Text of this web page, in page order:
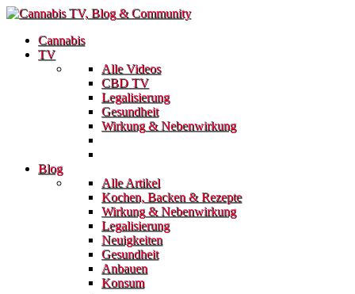
Cannabis
TV
Alle Videos
CBD TV
Legalisierung
Gesundheit
Wirkung & Nebenwirkung
Blog
Alle Artikel
Kochen, Backen & Rezepte
Wirkung & Nebenwirkung
Legalisierung
Neuigkeiten
Gesundheit
Anbauen
Konsum